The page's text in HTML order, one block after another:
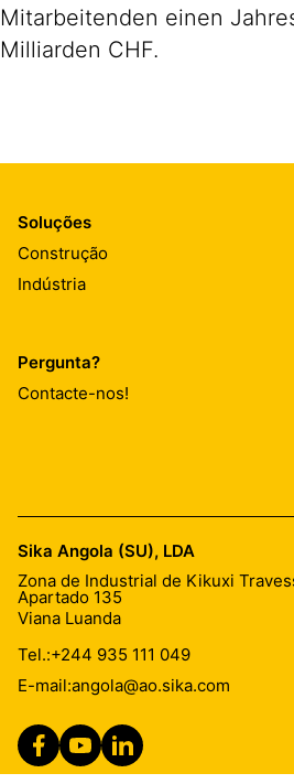
Mitarbeitenden einen
Milliarden CHF.
Soluções
Construção
Indústria
Pergunta?
Contacte-nos!
Sika Angola (SU), LDA
Zona de Industrial de Kikuxi
Apartado 135
Viana Luanda
Tel.:+244 935 111 049
E-mail:angola@ao.sika.com